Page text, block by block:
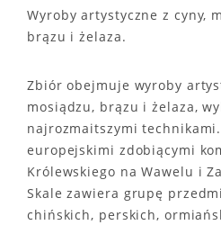
Wyroby artystyczne z cyny,
brązu i żelaza.
Zbiór obejmuje wyroby
mosiądzu, brązu i żelaza,
najrozmaitszymi
europejskimi zdobiącymi
Królewskiego na Wawelu i
Skale zawiera grupę
chińskich, perskich,